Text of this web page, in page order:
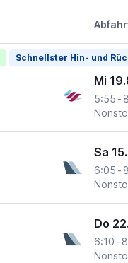
Schnellster Hin- und
Mi
5:55 -
Sa
6:05 -
Do
6:10 -